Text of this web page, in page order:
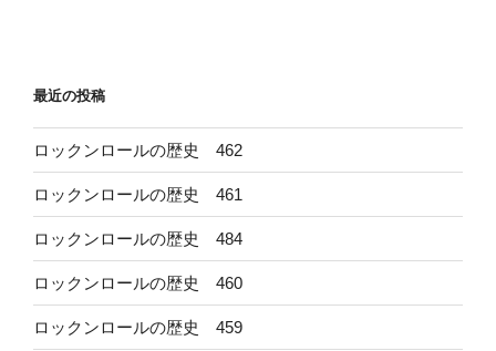
ン
最近の投稿
ロックンロールの歴史 462
ロックンロールの歴史 461
ロックンロールの歴史 484
ロックンロールの歴史 460
ロックンロールの歴史 459